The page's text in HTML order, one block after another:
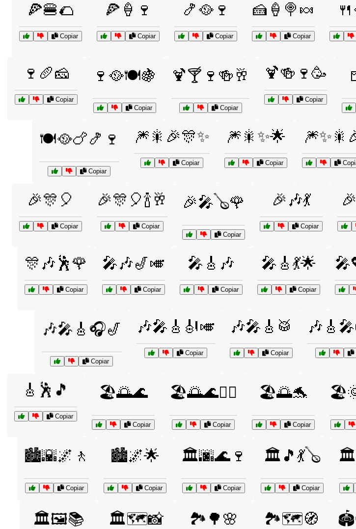
🍕🍔🌮
Copiar
🍕🍦🍷
Copiar
🍤🥘🍷
Copiar
🍰🍦🍭🍬
Copiar
🍷🥖🧀
Copiar
🍷🥘🍽️🍇
Copiar
🍹🍸🍷🍻🥂
Copiar
🍹🍻🍷🥳
Copiar
🍽️🥘🍗🍤🍷
Copiar
🎆🎇🎉🎊✨
Copiar
🎆🎇✨🌟
Copiar
🎉🎊🎈
Copiar
🎉🎊🎈🍾🥂
Copiar
🎉🎤🪕🌹
Copiar
🎉🎶💃
Copiar
🎊🎶🕺🌹
Copiar
🎤🎶🎷🎺
Copiar
🎤🎸🎶
Copiar
🎤🎸💃🌟
Copiar
🎶🎤🎸🎧🎷
Copiar
🎶🎤🎸🎻🎺
Copiar
🎶🎤🎸🥁
Copiar
🎸🕺🎵
Copiar
🏖️🌅🌊
Copiar
🏖️🌅🌊🏄‍♂️
Copiar
🏖️🌅🐬
Copiar
🏙️🌇🌌🚶
Copiar
🏙️🌌🌟
Copiar
🏛️🌆🌊🍷
Copiar
🏛️🎵💃🪕
Copiar
🏛️🖼️📚 🏛️🗺️📸 🏞️🌳🌸 🏞️🗺️🧭